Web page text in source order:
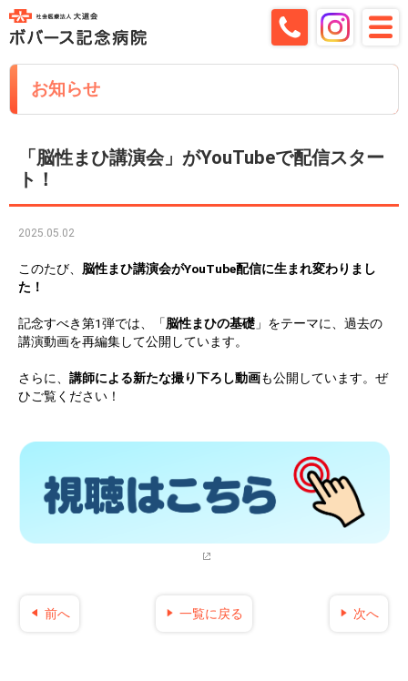
お知らせ
「脳性まひ講演会」がYouTubeで配信スター
ト！
2025.05.02
このたび、 脳性まひ講演会がYouTube配信に生まれ変わりまし
た！
記念すべき第1弾では、「脳性まひの基礎 」をテーマに、過去の
講演動画を再編集して公開しています。
さらに、 講師による新たな撮り下ろし動画も公開しています。ぜ
ひご覧ください！
前へ 一覧に戻る 次へ